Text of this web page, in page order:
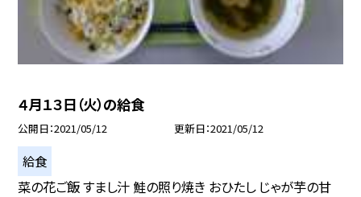
４月１３日（火）の給食
公開日 2021/05/12 更新日 2021/05/12
給食
菜の花ご飯 すまし汁 鮭の照り焼き おひたし じゃが芋の甘